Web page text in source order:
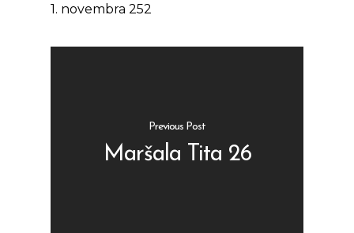
1. novembra 252
Previous Post
Maršala Tita 26